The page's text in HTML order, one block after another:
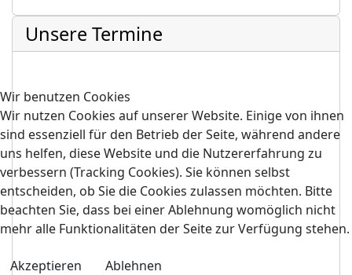
Unsere Termine
Wir benutzen Cookies
Wir nutzen Cookies auf unserer Website. Einige von ihnen
sind essenziell für den Betrieb der Seite, während andere
uns helfen, diese Website und die Nutzererfahrung zu
verbessern (Tracking Cookies). Sie können selbst
entscheiden, ob Sie die Cookies zulassen möchten. Bitte
beachten Sie, dass bei einer Ablehnung womöglich nicht
mehr alle Funktionalitäten der Seite zur Verfügung stehen.
Akzeptieren
Ablehnen